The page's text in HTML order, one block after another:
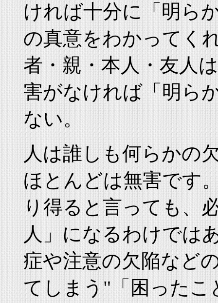
ければ十分に「明ら
の真意をわかってく
者・親・本人・友人
害がなければ「明ら
ない。
人は誰しも何らかの
ほとんどは無害です
り得ると言っても、
人」になるわけでは
症や注意の欠陥など
てしまう"「困ったこ